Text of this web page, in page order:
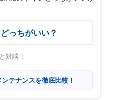
っちがいい？
対談！
テナンスを徹底比較！